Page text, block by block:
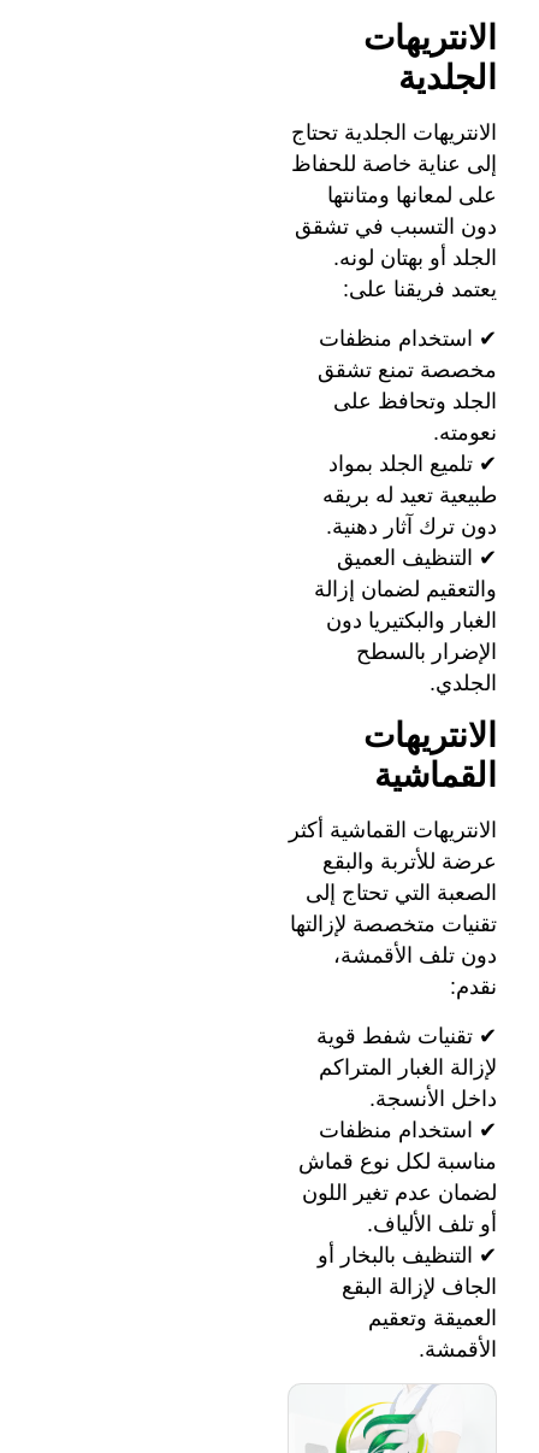
الانتريهات
الجلدية
الانتريهات الجلدية تحتاج
إلى عناية خاصة للحفاظ
على لمعانها ومتانتها
دون التسبب في تشقق
الجلد أو بهتان لونه.
يعتمد فريقنا على:
✔ استخدام منظفات
مخصصة تمنع تشقق
الجلد وتحافظ على
نعومته.
✔ تلميع الجلد بمواد
طبيعية تعيد له بريقه
دون ترك آثار دهنية.
✔ التنظيف العميق
والتعقيم لضمان إزالة
الغبار والبكتيريا دون
الإضرار بالسطح
الجلدي.
الانتريهات
القماشية
الانتريهات القماشية أكثر
عرضة للأتربة والبقع
الصعبة التي تحتاج إلى
تقنيات متخصصة لإزالتها
دون تلف الأقمشة،
نقدم:
✔ تقنيات شفط قوية
لإزالة الغبار المتراكم
داخل الأنسجة.
✔ استخدام منظفات
مناسبة لكل نوع قماش
لضمان عدم تغير اللون
أو تلف الألياف.
✔ التنظيف بالبخار أو
الجاف لإزالة البقع
العميقة وتعقيم
الأقمشة.